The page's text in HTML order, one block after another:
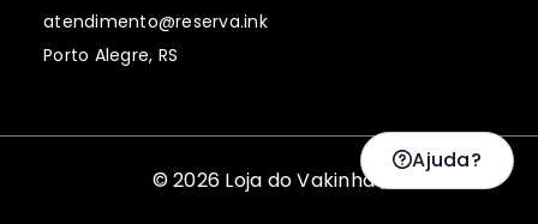
atendimento@reserva.ink
Porto Alegre, RS
© 2026 Loja do Vakinha |
Ajuda?